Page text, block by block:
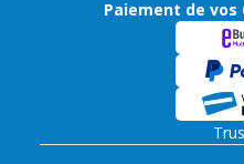
Paiement de vos